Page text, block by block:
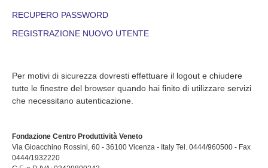
RECUPERO PASSWORD
REGISTRAZIONE NUOVO UTENTE
Per motivi di sicurezza dovresti effettuare il logout e chiudere
tutte le finestre del browser quando hai finito di utilizzare servizi
che necessitano autenticazione.
Fondazione Centro Produttività Veneto
Via Gioacchino Rossini, 60 - 36100 Vicenza - Italy Tel. 0444/960500 - Fax
0444/1932220